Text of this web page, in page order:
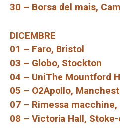
30 – Borsa del mais,
DICEMBRE
01 – Faro, Bristol
03 – Globo, Stockton
04 – UniThe Mountford
05 – O2Apollo,
07 – Rimessa macchine,
08 – Victoria Hall,